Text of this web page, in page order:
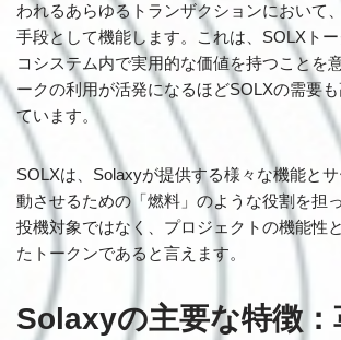
われるあらゆるトランザクションにおいて
手段として機能します。これは、SOLXト
コシステム内で実用的な価値を持つことを
ークの利用が活発になるほどSOLXの需要
ています。
SOLXは、Solaxyが提供する様々な機能と
動させるための「燃料」のような役割を担
投機対象ではなく、プロジェクトの機能性
たトークンであると言えます。
Solaxyの主要な特徴：